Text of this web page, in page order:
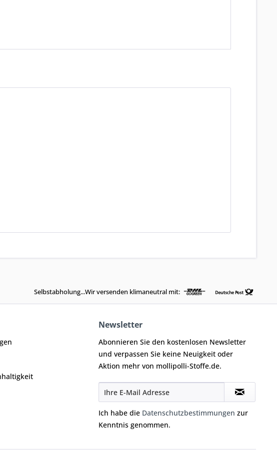
Selbstabholung...Wir versenden klimaneutral mit:
Newsletter
Abonnieren Sie den kostenlosen Newsletter
und verpassen Sie keine Neuigkeit oder
Aktion mehr von mollipolli-Stoffe.de.
Ich habe die Datenschutzbestimmungen zur
Kenntnis genommen.